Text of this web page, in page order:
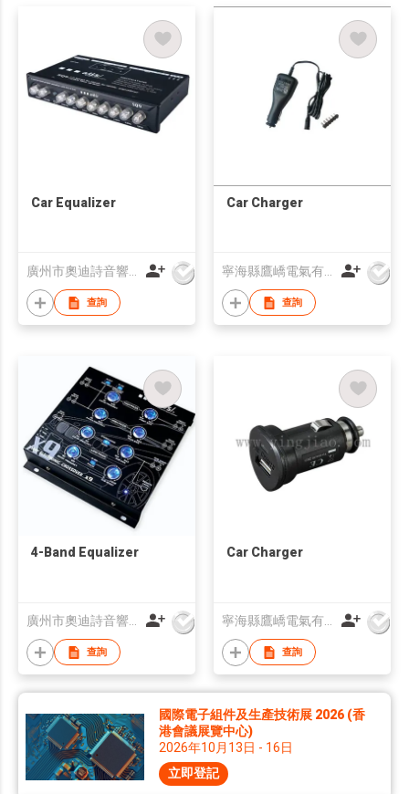
Car Equalizer
查詢
Car Charger
查詢
4-Band Equalizer
廣州市奧迪詩音響科技有限公司
查詢
Car Charger
寧海縣鷹嶠電氣有限公司
查詢
國際電子組件及生產技術展 2026 (香
港會議展覽中心)
2026年10月13日 - 16日
立即登記